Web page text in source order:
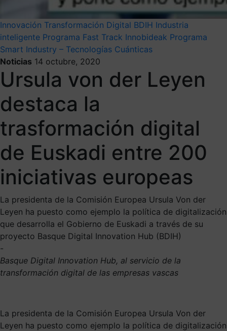
Innovación Transformación Digital BDIH Industria
inteligente Programa Fast Track Innobideak Programa
Smart Industry – Tecnologías Cuánticas
Noticias 14 octubre, 2020
Ursula von der Leyen
destaca la
trasformación digital
de Euskadi entre 200
iniciativas europeas
La presidenta de la Comisión Europea Ursula Von der
Leyen ha puesto como ejemplo la política de digitalización
que desarrolla el Gobierno de Euskadi a través de su
proyecto Basque Digital Innovation Hub (BDIH)
-
Basque Digital Innovation Hub, al servicio de la
transformación digital de las empresas vascas
La presidenta de la Comisión Europea Ursula Von der
Leyen ha puesto como ejemplo la política de digitalización